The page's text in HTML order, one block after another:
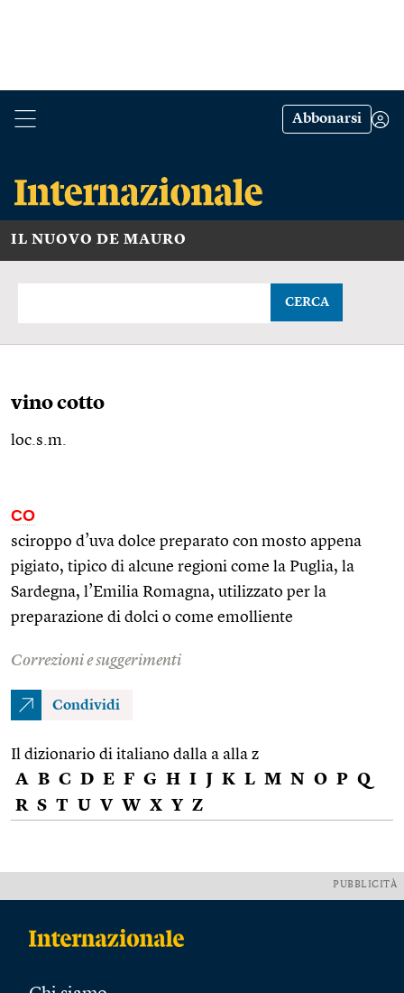
Abbonarsi
IL NUOVO DE MAURO
CERCA
vino cotto
loc.s.m.
CO
sciroppo d’uva dolce preparato con mosto appena
pigiato, tipico di alcune regioni come la Puglia, la
Sardegna, l’Emilia Romagna, utilizzato per la
preparazione di dolci o come emolliente
Correzioni e suggerimenti
Condividi
Il dizionario di italiano dalla a alla z
A B C D E F G H I J K L M N O P Q
R S T U V W X Y Z
PUBBLICITÀ